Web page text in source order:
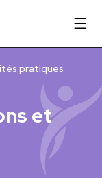
pratiques
et